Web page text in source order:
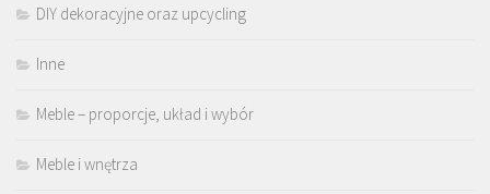
DIY dekoracyjne oraz upcycling
Inne
Meble – proporcje, układ i wybór
Meble i wnętrza